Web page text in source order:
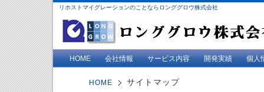
リホストマイグレーションのことならロンググロウ株式会社
HOME 会社情報 サービス内容 開発実績 個人
HOME サイトマップ